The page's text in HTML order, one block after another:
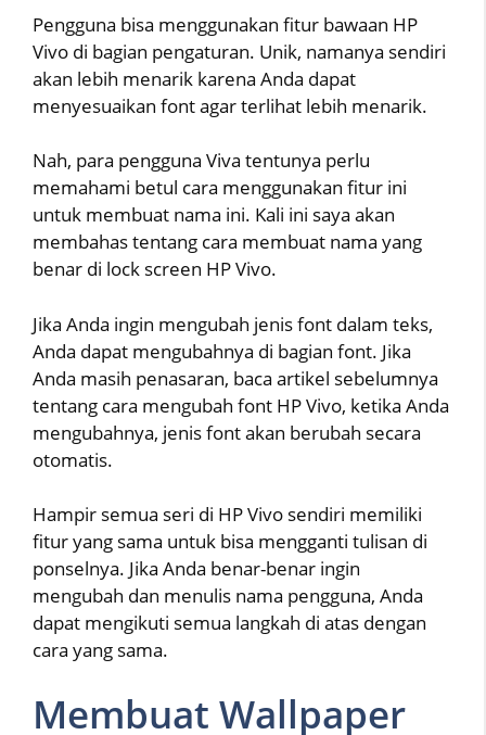
Pengguna bisa menggunakan fitur bawaan HP
Vivo di bagian pengaturan. Unik, namanya sendiri
akan lebih menarik karena Anda dapat
menyesuaikan font agar terlihat lebih menarik.
Nah, para pengguna Viva tentunya perlu
memahami betul cara menggunakan fitur ini
untuk membuat nama ini. Kali ini saya akan
membahas tentang cara membuat nama yang
benar di lock screen HP Vivo.
Jika Anda ingin mengubah jenis font dalam teks,
Anda dapat mengubahnya di bagian font. Jika
Anda masih penasaran, baca artikel sebelumnya
tentang cara mengubah font HP Vivo, ketika Anda
mengubahnya, jenis font akan berubah secara
otomatis.
Hampir semua seri di HP Vivo sendiri memiliki
fitur yang sama untuk bisa mengganti tulisan di
ponselnya. Jika Anda benar-benar ingin
mengubah dan menulis nama pengguna, Anda
dapat mengikuti semua langkah di atas dengan
cara yang sama.
Membuat Wallpaper